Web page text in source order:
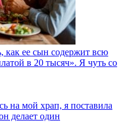
как ее сын содержит всю
в 20 тысяч». Я чуть со
на мой храп, я поставила
делает один